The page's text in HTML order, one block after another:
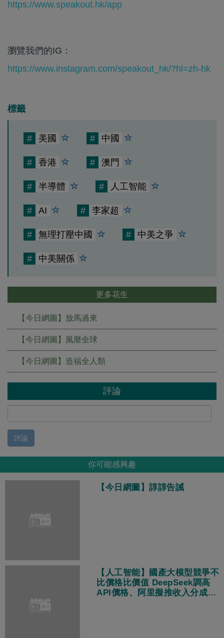
https://www.speakout.hk/app
瀏覽我們的IG：
https://www.instagram.com/speakout_hk/?hl=zh-hk
標籤
# 美國 # 中國
# 香港 # 澳門
# 半導體 # 人工智能
# AI # 李家超
# 無理打壓中國 # 中美之爭
# 中美關係
更多花生
【今日網圖】放馬過來
【今日網圖】風靡全球
【今日網圖】造福全人類
評論
評論
你可能感興趣
【今日網圖】諄諄告誡
【人工智能】國產大模型競爭不
比價格比價值 DeepSeek調高
API價格、阿里擬推收入分成策